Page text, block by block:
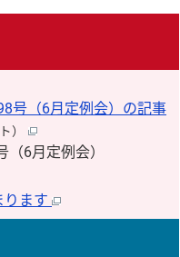
号（6月定例会）の記事
）
6月定例会）
ります